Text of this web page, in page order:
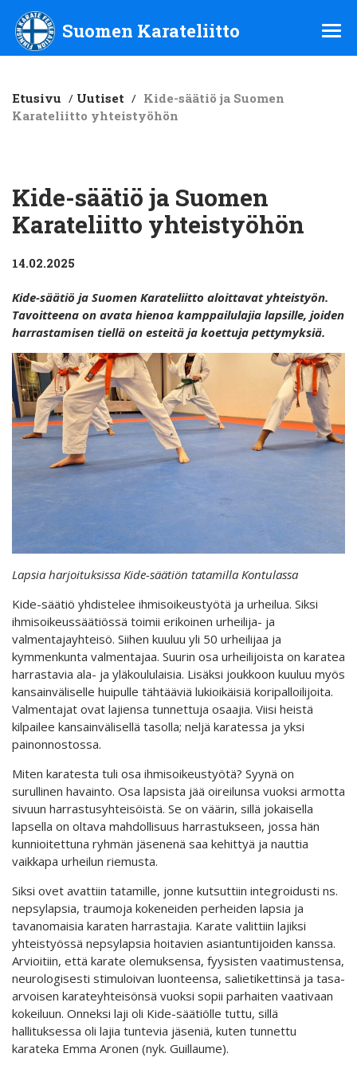
Suomen Karateliitto ry
Suomen Karateliitto
Etusivu / Uutiset / Kide-säätiö ja Suomen
Karateliitto yhteistyöhön
Kide-säätiö ja Suomen
Karateliitto yhteistyöhön
14.02.2025
Kide-säätiö ja Suomen Karateliitto aloittavat yhteistyön.
Tavoitteena on avata hienoa kamppailulajia lapsille, joiden
harrastamisen tiellä on esteitä ja koettuja pettymyksiä.
Lapsia harjoituksissa Kide-säätiön tatamilla Kontulassa
Kide-säätiö yhdistelee ihmisoikeustyötä ja urheilua. Siksi
ihmisoikeussäätiössä toimii erikoinen urheilija- ja
valmentajayhteisö. Siihen kuuluu yli 50 urheilijaa ja
kymmenkunta valmentajaa. Suurin osa urheilijoista on karatea
harrastavia ala- ja yläkoululaisia. Lisäksi joukkoon kuuluu myös
kansainväliselle huipulle tähtääviä lukioikäisiä koripalloilijoita.
Valmentajat ovat lajiensa tunnettuja osaajia. Viisi heistä
kilpailee kansainvälisellä tasolla; neljä karatessa ja yksi
painonnostossa.
Miten karatesta tuli osa ihmisoikeustyötä? Syynä on
surullinen havainto. Osa lapsista jää oireilunsa vuoksi armotta
sivuun harrastusyhteisöistä. Se on väärin, sillä jokaisella
lapsella on oltava mahdollisuus harrastukseen, jossa hän
kunnioitettuna ryhmän jäsenenä saa kehittyä ja nauttia
vaikkapa urheilun riemusta.
Siksi ovet avattiin tatamille, jonne kutsuttiin integroidusti ns.
nepsylapsia, traumoja kokeneiden perheiden lapsia ja
tavanomaisia karaten harrastajia. Karate valittiin lajiksi
yhteistyössä nepsylapsia hoitavien asiantuntijoiden kanssa.
Arvioitiin, että karate olemuksensa, fyysisten vaatimustensa,
neurologisesti stimuloivan luonteensa, salietikettinsä ja tasa-
arvoisen karateyhteisönsä vuoksi sopii parhaiten vaativaan
kokeiluun. Onneksi laji oli Kide-säätiölle tuttu, sillä
hallituksessa oli lajia tuntevia jäseniä, kuten tunnettu
karateka Emma Aronen (nyk. Guillaume).